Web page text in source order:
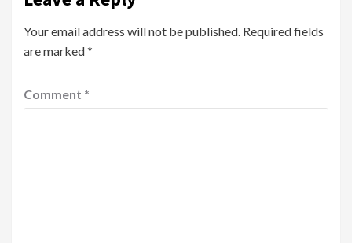
Your email address will not be published. Required fields
are marked*
Comment *